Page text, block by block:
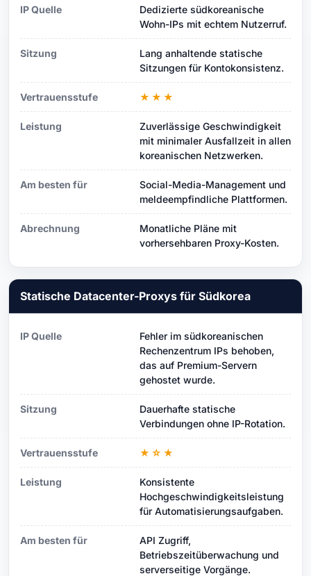
IP Quelle
Dedizierte südkoreanische
Wohn-IPs mit echtem Nutzerruf.
Sitzung
Lang anhaltende statische
Sitzungen für Kontokonsistenz.
Vertrauensstufe ★★★
Leistung
Zuverlässige Geschwindigkeit
mit minimaler Ausfallzeit in allen
koreanischen Netzwerken.
Am besten für
Social-Media-Management und
meldeempfindliche Plattformen.
Abrechnung
Monatliche Pläne mit
vorhersehbaren Proxy-Kosten.
Statische Datacenter-Proxys für Südkorea
IP Quelle
Fehler im südkoreanischen
Rechenzentrum IPs behoben,
das auf Premium-Servern
gehostet wurde.
Sitzung
Dauerhafte statische
Verbindungen ohne IP-Rotation.
Vertrauensstufe ★☆★
Leistung
Konsistente
Hochgeschwindigkeitsleistung
für Automatisierungsaufgaben.
Am besten für
API Zugriff,
Betriebszeitüberwachung und
serverseitige Vorgänge.